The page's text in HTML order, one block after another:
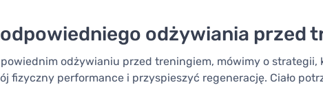
odżywiania przed
odżywianiu przed treningiem, mówimy o strategii,
fizyczny performance i przyspieszyć regenerację. Ciało